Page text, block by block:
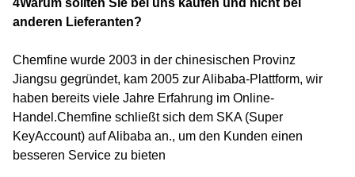
anderen Lieferanten?
Chemfine wurde 2003 in der chinesischen Provinz
Jiangsu gegründet, kam 2005 zur Alibaba-Plattform, wir
haben bereits viele Jahre Erfahrung im Online-
Handel.Chemfine schließt sich dem SKA (Super
KeyAccount) auf Alibaba an., um den Kunden einen
besseren Service zu bieten